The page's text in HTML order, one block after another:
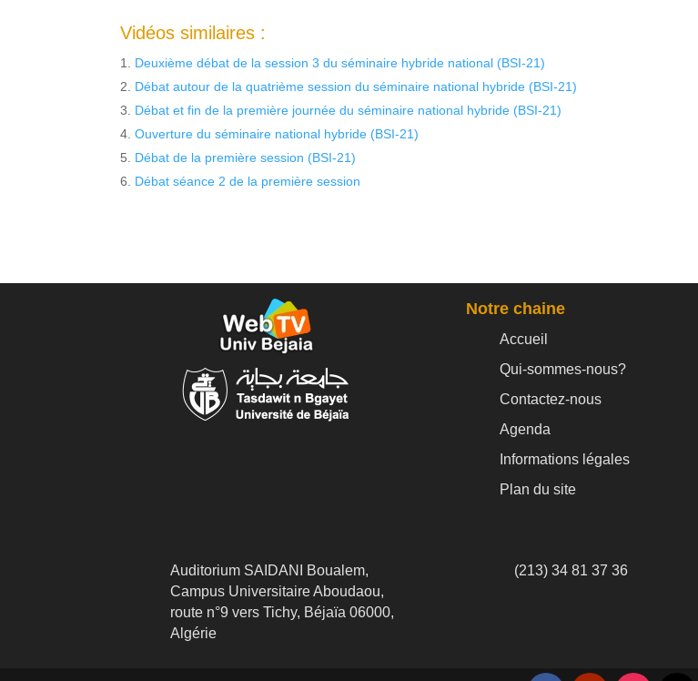
Vidéos similaires :
Deuxième débat de la session 3 du séminaire hybride national (BSI-21)
Débat autour de la quatrième session du séminaire national hybride (BSI-21)
Débat et fin de la première journée du séminaire national hybride (BSI-21)
Ouverture du séminaire national hybride (BSI-21)
Débat de la première session (BSI-21)
Débat séance 2 de la première session
Notre chaine
Accueil
Qui-sommes-nous?
Contactez-nous
Agenda
Informations légales
Plan du site
Auditorium SAIDANI Boualem,
Campus Universitaire Aboudaou,
route n°9 vers Tichy, Béjaïa 06000,
Algérie
(213) 34 81 37 36